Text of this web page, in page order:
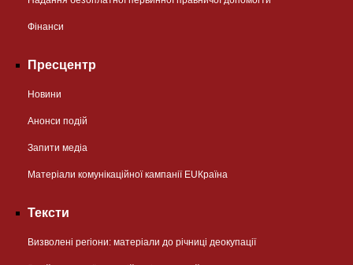
Фінанси
Пресцентр
Новини
Анонси подій
Запити медіа
Матеріали комунікаційної кампанії EUКраїна
Тексти
Визволені регіони: матеріали до річниці деокупації